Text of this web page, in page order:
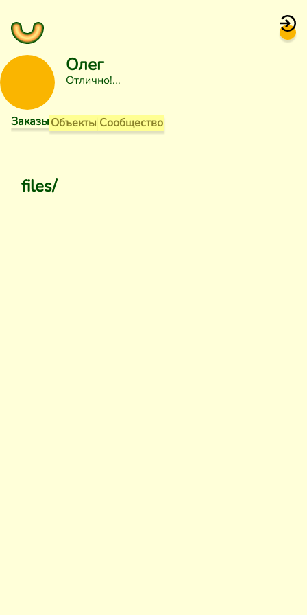
Олег
Отлично!
ЗаказыОбъекты Сообщество
files/